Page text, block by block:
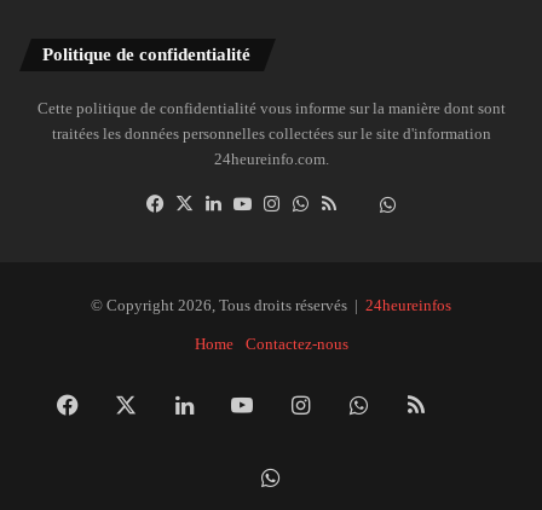
Politique de confidentialité
Cette politique de confidentialité vous informe sur la manière dont sont
traitées les données personnelles collectées sur le site d'information
24heureinfo.com.
Facebook
X LinkedinYouTubeInstagramWhatsAppDailymotion
© Copyright 2026, Tous droits réservés | 24heureinfos
Home Contactez-nous
Facebook LinkedinYouTubeInstagramWhatsApp
RSS